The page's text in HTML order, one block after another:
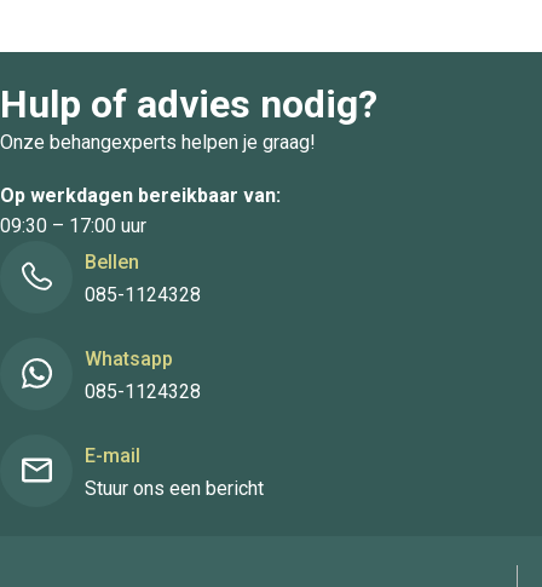
Hulp of advies nodig?
Onze behangexperts helpen je graag!
Op werkdagen bereikbaar van:
09:30 – 17:00 uur
Bellen
085-1124328
Whatsapp
085-1124328
E-mail
Stuur ons een bericht